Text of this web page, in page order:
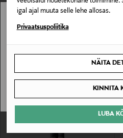
igal ajal muuta selle lehe allosas.
Privaatsuspoliitika
NÄITA
KINNITA
LUBA
ESTÉE LAUDER
Original Price
36,00 €
Stockmann pole Sinu
SAAN